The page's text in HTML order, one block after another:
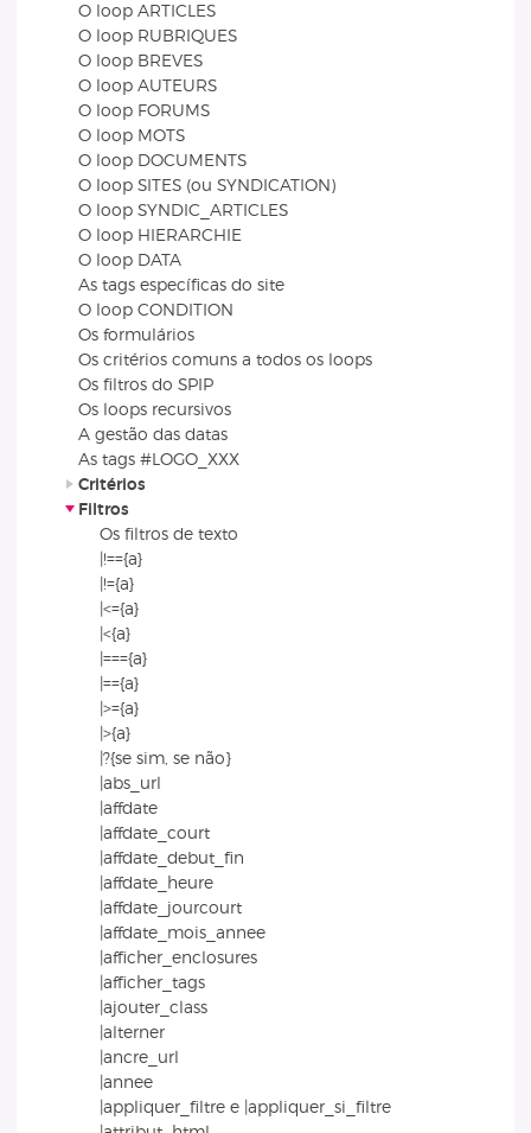
O loop ARTICLES
O loop RUBRIQUES
O loop BREVES
O loop AUTEURS
O loop FORUMS
O loop MOTS
O loop DOCUMENTS
O loop SITES (ou SYNDICATION)
O loop SYNDIC_ARTICLES
O loop HIERARCHIE
O loop DATA
As tags específicas do site
O loop CONDITION
Os formulários
Os critérios comuns a todos os loops
Os filtros do SPIP
Os loops recursivos
A gestão das datas
As tags #LOGO_XXX
Critérios
Filtros
Os filtros de texto
|!=={a}
|!={a}
|<={a}
|<{a}
|==={a}
|=={a}
|>={a}
|>{a}
|?{se sim, se não}
|abs_url
|affdate
|affdate_court
|affdate_debut_fin
|affdate_heure
|affdate_jourcourt
|affdate_mois_annee
|afficher_enclosures
|afficher_tags
|ajouter_class
|alterner
|ancre_url
|annee
|appliquer_filtre e |appliquer_si_filtre